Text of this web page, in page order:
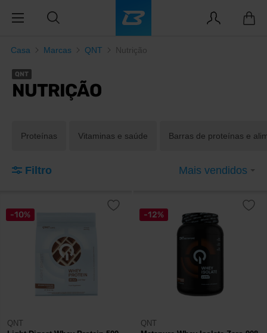
Casa Marcas QNT Nutrição
QNT
NUTRIÇÃO
Proteínas Vitaminas e saúde Barras de proteínas e
Filtro Mais vendidos
-10%
QNT
-12%
QNT